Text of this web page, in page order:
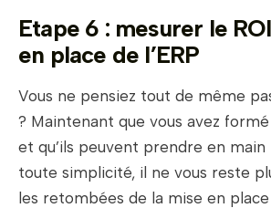
Etape 6 : mesurer le
en place de l’ERP
Vous ne pensiez tout de même
? Maintenant que vous avez
et qu’ils peuvent prendre en main
toute simplicité, il ne vous reste
les retombées de la mise en place